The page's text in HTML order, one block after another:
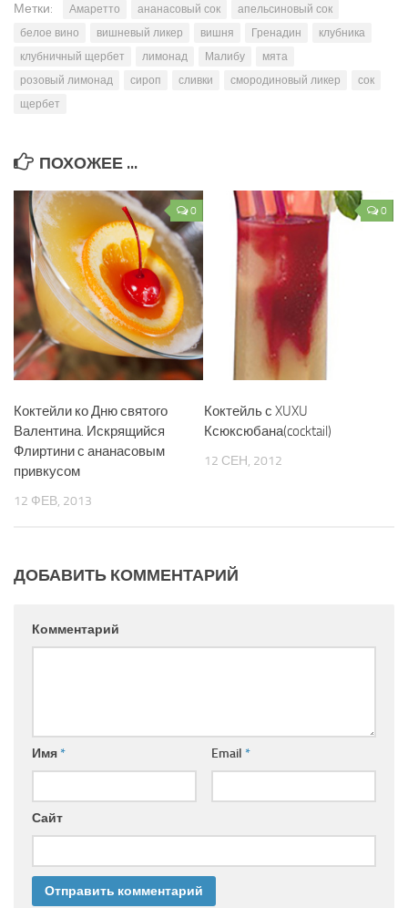
Метки: Амаретто ананасовый сок
апельсиновый сок
белое вино
вишневый ликер вишня Гренадин
клубника
клубничный щербет
лимонад Малибу
мята
розовый лимонад
сироп сливки смородиновый ликер
сок
щербет
ПОХОЖЕЕ ...
0
Коктейли ко Дню святого
Валентина. Искрящийся
Флиртини с ананасовым
привкусом
12 ФЕВ, 2013
0
Коктейль с XUXU
Ксюксюбана(cocktail)
12 СЕН, 2012
ДОБАВИТЬ КОММЕНТАРИЙ
Комментарий
Имя* Email *
Сайт